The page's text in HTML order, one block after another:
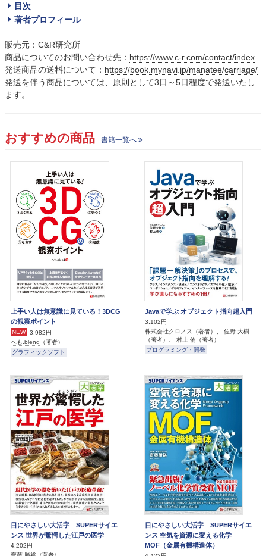
目次
著者プロフィール
販売元：C&R研究所
商品についてのお問い合わせ先： https://www.c-r.com/contact/index
発送商品の送料について： https://book.mynavi.jp/manatee/carriage/
発送を伴う商品については、原則として3日～5日程度で発送いたし
ます。
おすすめの商品 書籍一覧へ
上手い人は無意識に見ている！3DCG
の観察ポイント
NEW
3,982円
へも.blend （著者）
グラフィックソフト
Javaで学ぶ オブジェクト指向超入門
3,102円
株式会社クロノス （著者）、 佐野 大樹
（著者）、 村上 侑 （著者）
プログラミング・開発
目にやさしい大活字 SUPERサイエ
ンス 世界が驚愕した江戸の医学
4,202円
目にやさしい大活字 SUPERサイエ
ンス 空気を資源に変える化学
MOF（金属有機構造体）